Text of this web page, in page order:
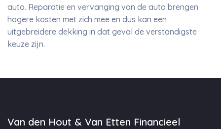
auto. Reparatie en vervanging van de auto brengen
hogere kosten met zich mee en dus kan een
uitgebreidere dekking in dat geval de verstandigste
keuze zijn.
Van den Hout & Van Etten Financieel